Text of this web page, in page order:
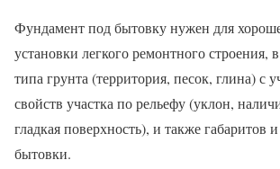
Фундамент под бытовку нужен для
установки легкого ремонтного строения,
типа грунта (территория, песок, глина) с
свойств участка по рельефу (уклон,
гладкая поверхность), и также габаритов
бытовки.